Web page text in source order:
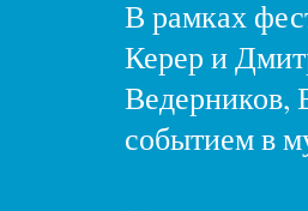
В рамках
Керер и
Ведерников,
событием в